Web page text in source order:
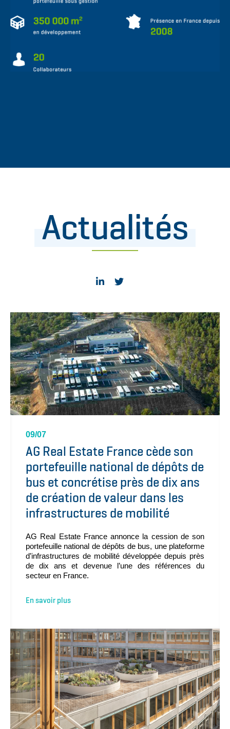
Actualités
09/07
AG Real Estate France cède son
portefeuille national de dépôts de
bus et concrétise près de dix ans
de création de valeur dans les
infrastructures de mobilité
AG Real Estate France annonce la cession de son
portefeuille national de dépôts de bus, une plateforme
d’infrastructures de mobilité développée depuis près
de dix ans et devenue l’une des références du
secteur en France.
En savoir plus